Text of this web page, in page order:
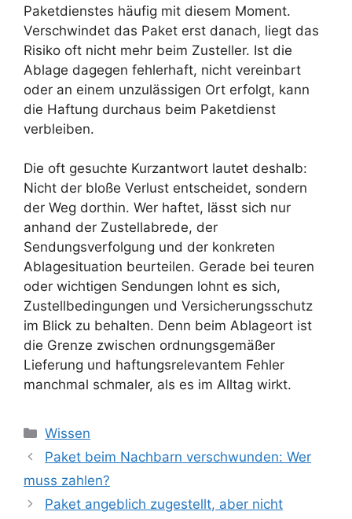
Paketdienstes häufig mit diesem Moment.
Verschwindet das Paket erst danach, liegt das
Risiko oft nicht mehr beim Zusteller. Ist die
Ablage dagegen fehlerhaft, nicht vereinbart
oder an einem unzulässigen Ort erfolgt, kann
die Haftung durchaus beim Paketdienst
verbleiben.
Die oft gesuchte Kurzantwort lautet deshalb:
Nicht der bloße Verlust entscheidet, sondern
der Weg dorthin. Wer haftet, lässt sich nur
anhand der Zustellabrede, der
Sendungsverfolgung und der konkreten
Ablagesituation beurteilen. Gerade bei teuren
oder wichtigen Sendungen lohnt es sich,
Zustellbedingungen und Versicherungsschutz
im Blick zu behalten. Denn beim Ablageort ist
die Grenze zwischen ordnungsgemäßer
Lieferung und haftungsrelevantem Fehler
manchmal schmaler, als es im Alltag wirkt.
Kategorien
Wissen
Paket beim Nachbarn verschwunden: Wer
muss zahlen?
Paket angeblich zugestellt, aber nicht